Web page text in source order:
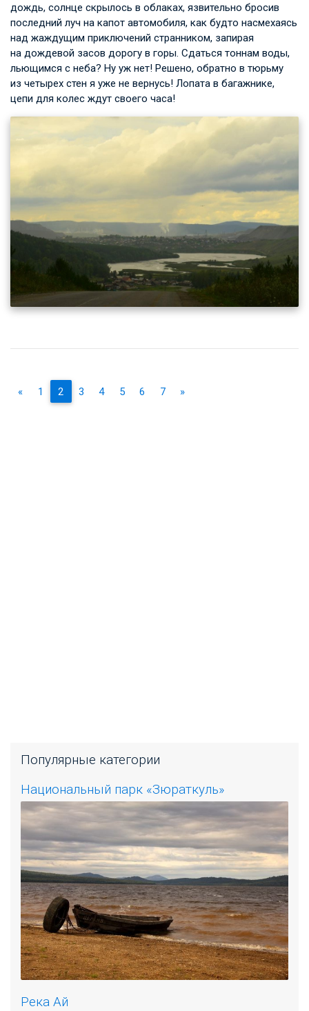
дождь, солнце скрылось в облаках, язвительно бросив
последний луч на капот автомобиля, как будто насмехаясь
над жаждущим приключений странником, запирая
на дождевой засов дорогу в горы. Сдаться тоннам воды,
льющимся с неба? Ну уж нет! Решено, обратно в тюрьму
из четырех стен я уже не вернусь! Лопата в багажнике,
цепи для колес ждут своего часа!
« 1 2 3 4 5 6 7 »
Популярные категории
Национальный парк «Зюраткуль»
Река Ай